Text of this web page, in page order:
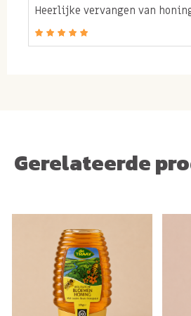
Tip: voor de grootverbruiker
ml flessen ahornsiroopen
Heerlijke vervangen van
Gerelateerde